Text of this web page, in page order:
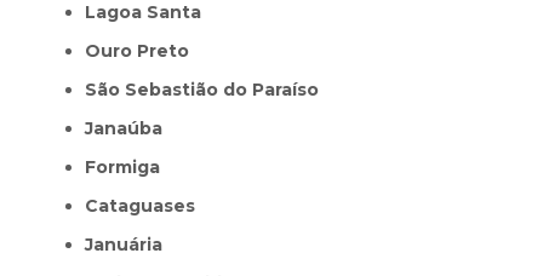
Lagoa Santa
Ouro Preto
São Sebastião do Paraíso
Janaúba
Formiga
Cataguases
Januária